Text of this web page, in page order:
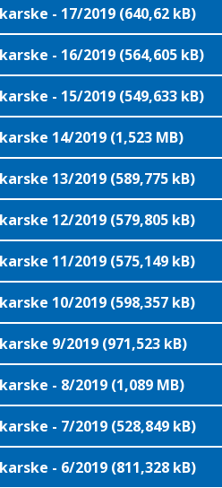
- 17/2019 (640,62 kB)
- 16/2019 (564,605 kB)
- 15/2019 (549,633 kB)
14/2019 (1,523 MB)
13/2019 (589,775 kB)
12/2019 (579,805 kB)
11/2019 (575,149 kB)
10/2019 (598,357 kB)
9/2019 (971,523 kB)
- 8/2019 (1,089 MB)
- 7/2019 (528,849 kB)
- 6/2019 (811,328 kB)